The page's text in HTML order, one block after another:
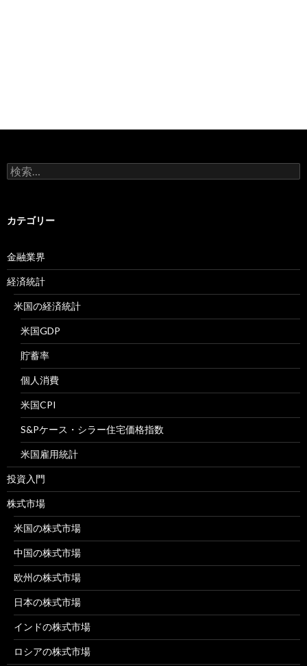
検
索:
カテゴリー
金融業界
経済統計
米国の経済統計
米国GDP
貯蓄率
個人消費
米国CPI
S&Pケース・シラー住宅価格指数
米国雇用統計
投資入門
株式市場
米国の株式市場
中国の株式市場
欧州の株式市場
日本の株式市場
インドの株式市場
ロシアの株式市場